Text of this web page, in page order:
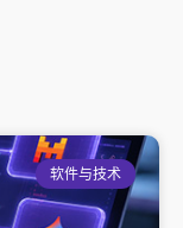
软件与技术